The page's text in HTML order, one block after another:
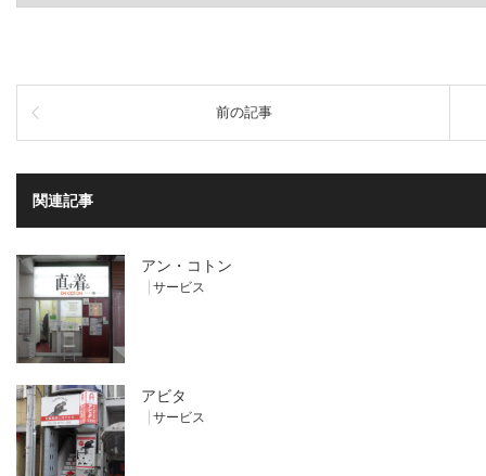
前の記事
関連記事
アン・コトン
サービス
アビタ
サービス